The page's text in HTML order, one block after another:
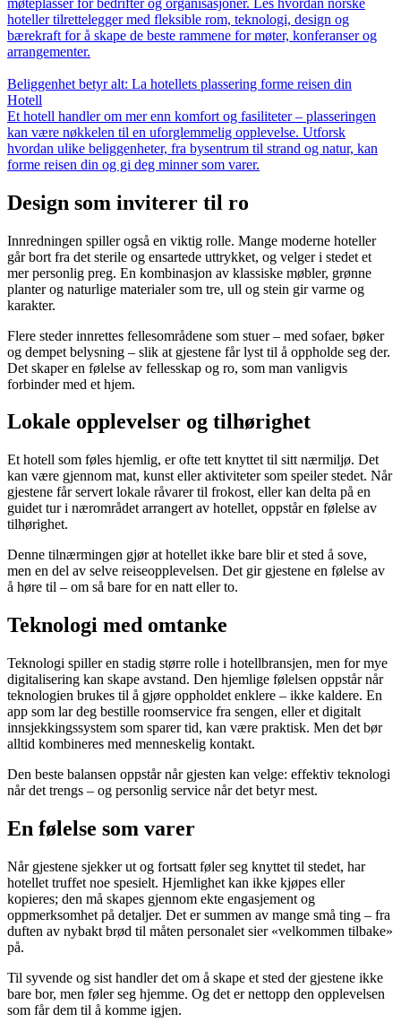
hoteller tilrettelegger med fleksible rom, teknologi, design og
bærekraft for å skape de beste rammene for møter, konferanser og
arrangementer.
Beliggenhet betyr alt: La hotellets plassering forme reisen din
Hotell
Et hotell handler om mer enn komfort og fasiliteter – plasseringen
kan være nøkkelen til en uforglemmelig opplevelse. Utforsk
hvordan ulike beliggenheter, fra bysentrum til strand og natur, kan
forme reisen din og gi deg minner som varer.
Design som inviterer til ro
Innredningen spiller også en viktig rolle. Mange moderne hoteller
går bort fra det sterile og ensartede uttrykket, og velger i stedet et
mer personlig preg. En kombinasjon av klassiske møbler, grønne
planter og naturlige materialer som tre, ull og stein gir varme og
karakter.
Flere steder innrettes fellesområdene som stuer – med sofaer, bøker
og dempet belysning – slik at gjestene får lyst til å oppholde seg der.
Det skaper en følelse av fellesskap og ro, som man vanligvis
forbinder med et hjem.
Lokale opplevelser og tilhørighet
Et hotell som føles hjemlig, er ofte tett knyttet til sitt nærmiljø. Det
kan være gjennom mat, kunst eller aktiviteter som speiler stedet. Når
gjestene får servert lokale råvarer til frokost, eller kan delta på en
guidet tur i nærområdet arrangert av hotellet, oppstår en følelse av
tilhørighet.
Denne tilnærmingen gjør at hotellet ikke bare blir et sted å sove,
men en del av selve reiseopplevelsen. Det gir gjestene en følelse av
å høre til – om så bare for en natt eller to.
Teknologi med omtanke
Teknologi spiller en stadig større rolle i hotellbransjen, men for mye
digitalisering kan skape avstand. Den hjemlige følelsen oppstår når
teknologien brukes til å gjøre oppholdet enklere – ikke kaldere. En
app som lar deg bestille roomservice fra sengen, eller et digitalt
innsjekkingssystem som sparer tid, kan være praktisk. Men det bør
alltid kombineres med menneskelig kontakt.
Den beste balansen oppstår når gjesten kan velge: effektiv teknologi
når det trengs – og personlig service når det betyr mest.
En følelse som varer
Når gjestene sjekker ut og fortsatt føler seg knyttet til stedet, har
hotellet truffet noe spesielt. Hjemlighet kan ikke kjøpes eller
kopieres; den må skapes gjennom ekte engasjement og
oppmerksomhet på detaljer. Det er summen av mange små ting – fra
duften av nybakt brød til måten personalet sier «velkommen tilbake»
på.
Til syvende og sist handler det om å skape et sted der gjestene ikke
bare bor, men føler seg hjemme. Og det er nettopp den opplevelsen
som får dem til å komme igjen.